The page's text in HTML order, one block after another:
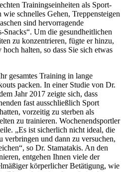
Trainingseinheiten als Sport-
schnelles Gehen, Treppensteigen
sind hervorragende
Um die gesundheitlichen
zu konzentrieren, fügte er hinzu,
halten, so dass Sie sich etwas
gesamtes Training in lange
packen. In einer Studie von Dr.
Jahr 2017 zeigte sich, dass
fast ausschließlich Sport
vorzeitig zu sterben als
zu trainieren. Wochenendsportler
„Es ist sicherlich nicht ideal, die
und dann zu versuchen,
so Dr. Stamatakis. An den
entgehen Ihnen viele der
körperlicher Betätigung, wie